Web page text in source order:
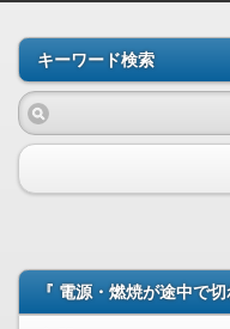
キーワード検索
『 電源・燃焼が途中で